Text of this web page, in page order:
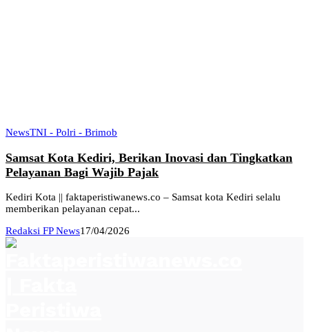
NewsTNI - Polri - Brimob
Samsat Kota Kediri, Berikan Inovasi dan Tingkatkan
Pelayanan Bagi Wajib Pajak
Kediri Kota || faktaperistiwanews.co – Samsat kota Kediri selalu
memberikan pelayanan cepat...
Redaksi FP News17/04/2026